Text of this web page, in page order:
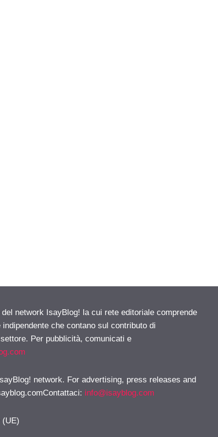
del network IsayBlog! la cui rete editoriale comprende
che contano sul contributo di
Per pubblicità, comunicati e
network. For advertising, press releases and
: info@isayblog.com
(UE)